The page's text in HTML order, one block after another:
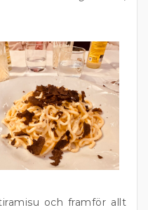
och framför allt